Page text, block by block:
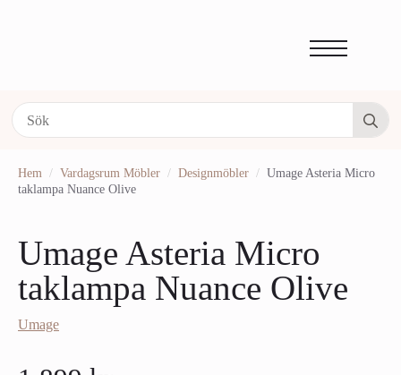
Hem Vardagsrum Möbler Designmöbler
Umage Asteria Micro
taklampa Nuance Olive
Umage Asteria Micro
taklampa Nuance Olive
Umage